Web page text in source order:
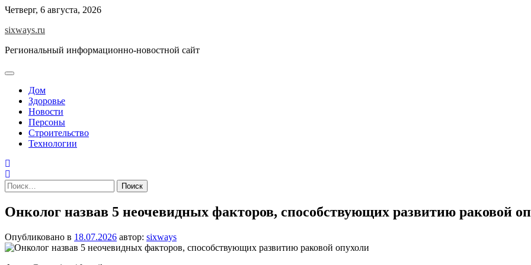
Перейти
содержимому
Четверг, 6 августа, 2026
sixways.ru
Региональный информационно-новостной сайт
Дом
Здоровье
Новости
Персоны
Строительство
Технологии
Найти:
Онколог назвав 5 неочевидных факторов, способствующих развитию раковой
Опубликовано в 18.07.2026 автор: sixways